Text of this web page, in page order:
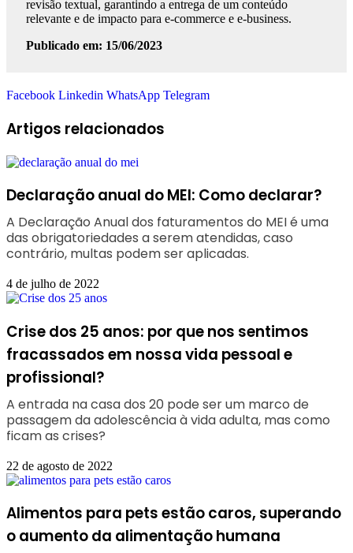
revisão textual, garantindo a entrega de um conteúdo
relevante e de impacto para e-commerce e e-business.
Publicado em: 15/06/2023
Facebook Linkedin WhatsApp Telegram
Artigos relacionados
Declaração anual do MEI: Como declarar?
A Declaração Anual dos faturamentos do MEI é uma
das obrigatoriedades a serem atendidas, caso
contrário, multas podem ser aplicadas.
4 de julho de 2022
Crise dos 25 anos: por que nos sentimos
fracassados em nossa vida pessoal e
profissional?
A entrada na casa dos 20 pode ser um marco de
passagem da adolescência à vida adulta, mas como
ficam as crises?
22 de agosto de 2022
Alimentos para pets estão caros, superando
o aumento da alimentação humana